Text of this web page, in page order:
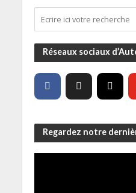
Réseaux sociaux
Regardez notre